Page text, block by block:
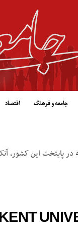
جامعه و فرهنگ اقتصاد
این کشور،